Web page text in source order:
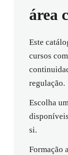
área
Este
cursos
regulação.
Escolha
si.
Formação